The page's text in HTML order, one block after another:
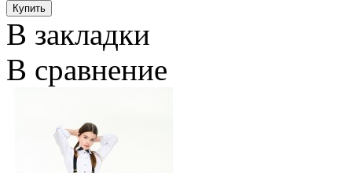
В закладки
В сравнение